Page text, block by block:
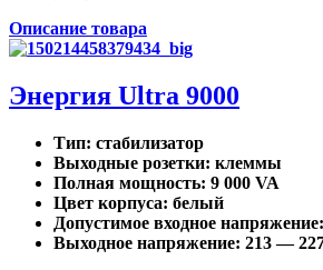
Описание товара
Энергия Ultra 9000
Тип: стабилизатор
Выходные розетки: клеммы
Полная мощность: 9 000 VA
Цвет корпуса: белый
Допустимое входное напряжение
Выходное напряжение: 213 —